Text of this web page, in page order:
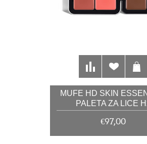
MUFE HD SKIN
PALETA ZA LICE
€97,00